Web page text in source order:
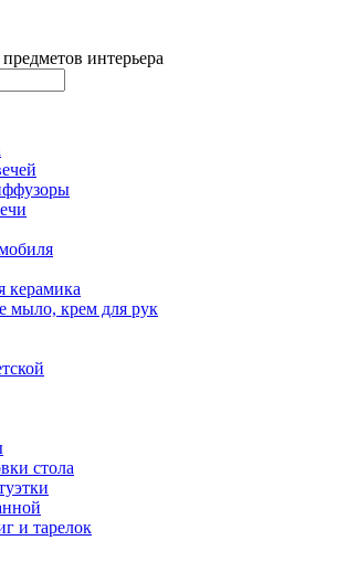
интерьера
керамика
мыло, крем для рук
стола
и тарелок